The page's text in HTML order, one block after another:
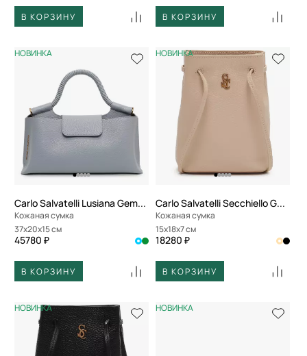
В КОРЗИНУ В КОРЗИНУ
НОВИНКА
Carlo Salvatelli Lusiana Gemma
Кожаная сумка
37x20x15 см
45780 ₽
В КОРЗИНУ
НОВИНКА
Carlo Salvatelli Secchiello Gemma
Кожаная сумка
15x18x7 см
18280 ₽
В КОРЗИНУ
НОВИНКА НОВИНКА